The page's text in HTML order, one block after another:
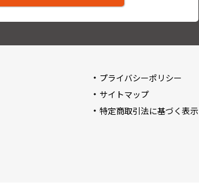
プライバシーポリシー
サイトマップ
特定商取引法に基づく表示